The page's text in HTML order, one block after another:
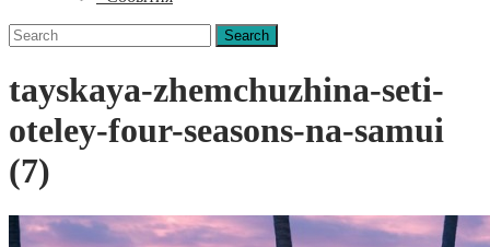
Search
for:
tayskaya-zhemchuzhina-seti-
oteley-four-seasons-na-samui
(7)